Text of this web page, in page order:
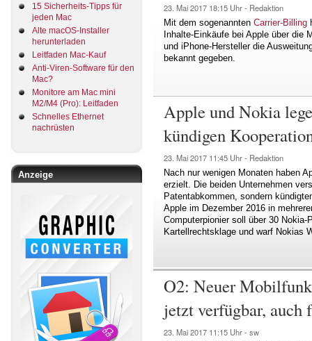
15 Sicherheits-Tipps für
jeden Mac
Alte macOS-Installer
herunterladen
Leitfaden Mac-Kauf
Anti-Viren-Software für den
Mac?
Monitore am Mac mini
M2/M4 (Pro): Leitfaden
Schnelles Ethernet
nachrüsten
Anzeige
23. Mai 2017 18:15 Uhr - Redaktion
Mit dem sogenannten Carrier-Billing
Inhalte-Einkäufe bei Apple über die
und iPhone-Hersteller die
bekannt gegeben.
Apple und Nokia
kündigen
23. Mai 2017 11:45 Uhr - Redaktion
Nach nur wenigen Monaten haben
erzielt. Die beiden Unternehmen
Patentabkommen, sondern
Apple im Dezember 2016 in
Computerpionier soll über 30
Kartellrechtsklage und warf Nokias
O2: Neuer
jetzt verfügbar, auch
23. Mai 2017 11:15 Uhr - sw